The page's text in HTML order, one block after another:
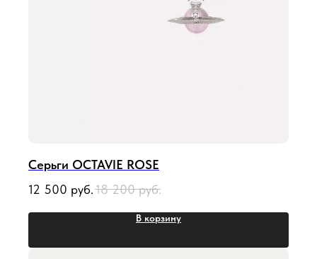
Серьги OCTAVIE ROSE
12 500 руб.18 200 руб.
В корзину